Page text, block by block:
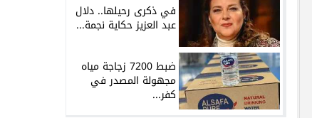
في ذكرى رحيلها.. دلال
عبد العزيز حكاية نجمة...
ضبط 7200 زجاجة مياه
مجهولة المصدر في
كفر...